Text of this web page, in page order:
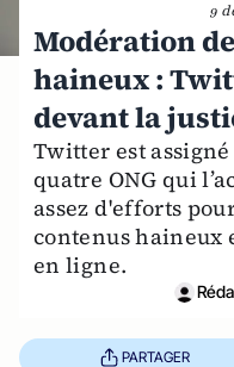
9
Modération
haineux :
devant la
Twitter est
quatre ONG qui
assez d'efforts
contenus haineux
en ligne.
PARTAGER